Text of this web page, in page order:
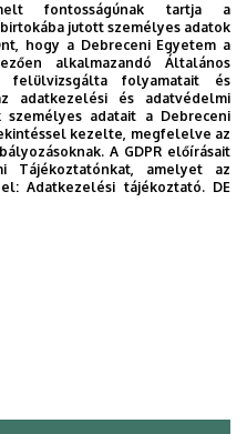
kell átadni.
a felvételizők részére
az "Intézetünkről"
menüpontban
is tehet fel kérdéseket
megállapítására, valamint
terveire vonatkozóan
szakmai feladatokat.
fontosságúnak tartja a
jutott személyes adatok
hogy a Debreceni Egyetem a
alkalmazandó Általános
felülvizsgálta folyamatait és
adatkezelési és adatvédelmi
adatait a Debreceni
kezelte, megfelelve az
A GDPR előírásait
Tájékoztatónkat, amelyet az
el:Adatkezelési tájékoztató. DE